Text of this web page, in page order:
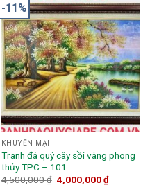
-11%
KHUYẾN MẠI
Tranh đá quý cây sồi vàng phong
thủy TPC – 101
4,500,000₫ 4,000,000₫